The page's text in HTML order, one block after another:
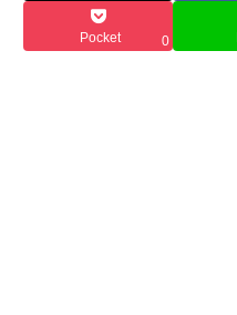
Pocket 0